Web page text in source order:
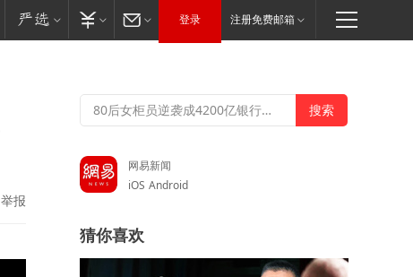
登录 注册免费邮箱
举报
网易新闻
iOS Android
猜你喜欢